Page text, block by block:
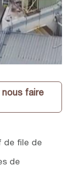
faire
de file de
de